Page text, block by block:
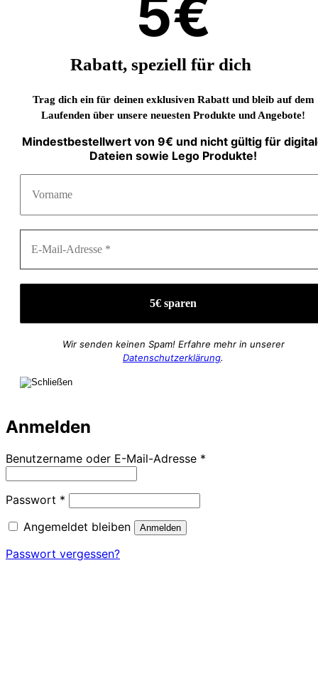
5€
Rabatt, speziell für dich
Trag dich ein für deinen exklusiven Rabatt und bleib auf dem
Laufenden über unsere neuesten Produkte und Angebote!
Mindestbestellwert von 9€ und nicht gültig für
Dateien sowie Lego Produkte!
Wir senden keinen Spam! Erfahre mehr in unserer
Datenschutzerklärung.
Anmelden
Benutzername oder E-Mail-Adresse *
Passwort * Erforderlich
Angemeldet bleiben
Anmelden
Passwort vergessen?